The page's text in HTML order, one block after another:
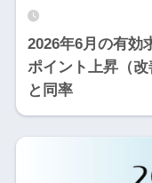
2026年6月の有効
ポイント上昇（
と同率